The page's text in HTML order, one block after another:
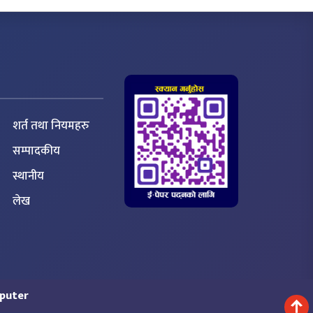
शर्त तथा नियमहरु
सम्पादकीय
स्थानीय
लेख